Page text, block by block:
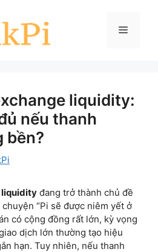
Menu
liquidity:
nếu thanh
bền?
liquidity đang trở thành chủ đề
“Pi sẽ được niêm yết ở
có cộng đồng rất lớn, kỳ vọng
dịch lớn thường tạo hiệu
hạn. Tuy nhiên, nếu thanh